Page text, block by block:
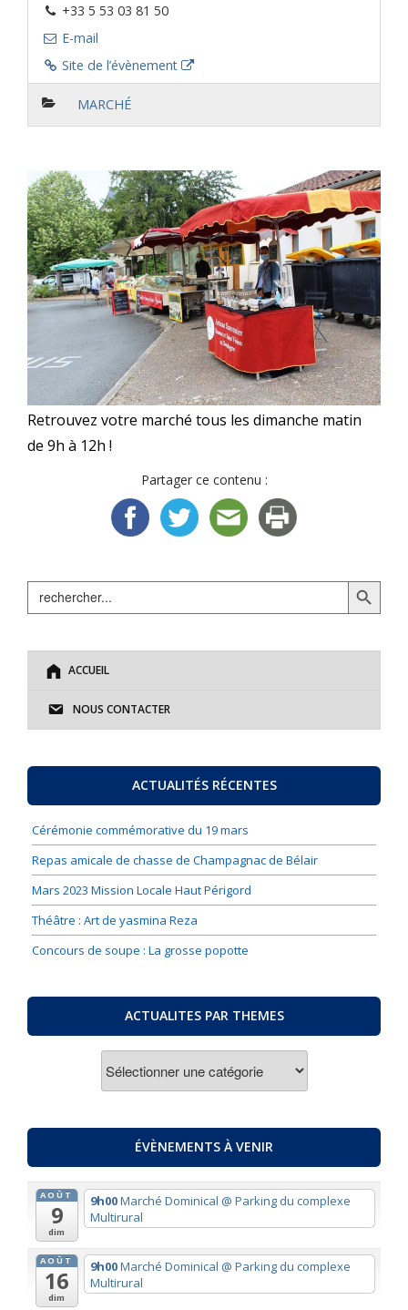
Search Search Button
ACCUEIL
NOUS CONTACTER
ACTUALITÉS RÉCENTES
Cérémonie commémorative du 19 mars
Repas amicale de chasse de Champagnac de Bélair
Mars 2023 Mission Locale Haut Périgord
Théâtre : Art de yasmina Reza
Concours de soupe : La grosse popotte
ACTUALITES PAR THEMES
ÉVÈNEMENTS À VENIR
AOÛT
9
dim
9h00Marché Dominical @ Parking du complexe
Multirural
AOÛT
16
dim
9h00Marché Dominical @ Parking du complexe
Multirural
+33 5 53 03 81 50
E-mail
Site de l’évènement
MARCHÉ
Retrouvez votre marché tous les dimanche matin
de 9h à 12h !
Partager ce contenu :